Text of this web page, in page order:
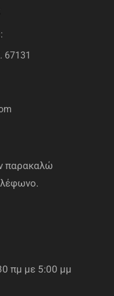
67131
παρακαλώ
πμ με 5:00 μμ